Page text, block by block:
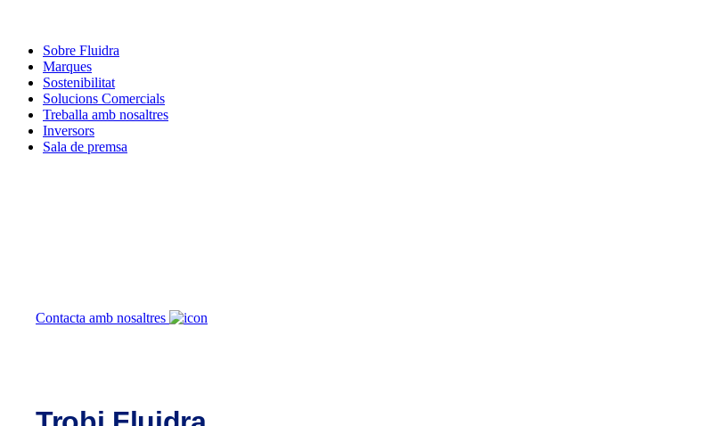
Sobre Fluidra
Marques
Sostenibilitat
Solucions Comercials
Treballa amb nosaltres
Inversors
Sala de premsa
Contacta amb nosaltres